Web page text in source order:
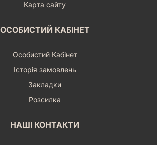
Карта сайту
ОСОБИСТИЙ КАБІНЕТ
Особистий Кабінет
Історія замовлень
Закладки
Розсилка
НАШІ КОНТАКТИ